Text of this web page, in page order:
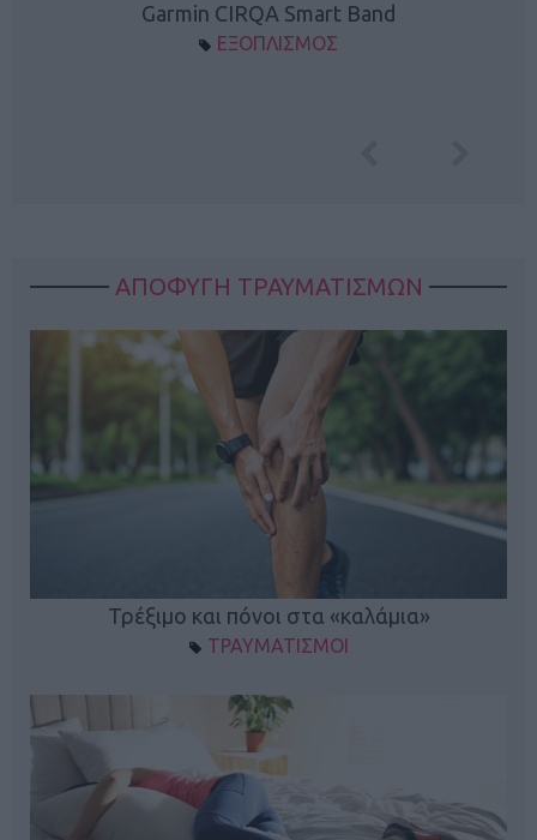
Garmin CIRQA Smart Band
ΕΞΟΠΛΙΣΜΟΣ
ΑΠΟΦΥΓΗ ΤΡΑΥΜΑΤΙΣΜΩΝ
Τρέξιμο και πόνοι στα «καλάμια»
ΤΡΑΥΜΑΤΙΣΜΟΙ